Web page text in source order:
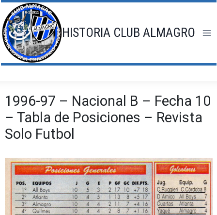
Saltar
al
contenido
HISTORIA CLUB ALMAGRO
1996-97 – Nacional B – Fecha 10
– Tabla de Posiciones – Revista
Solo Futbol